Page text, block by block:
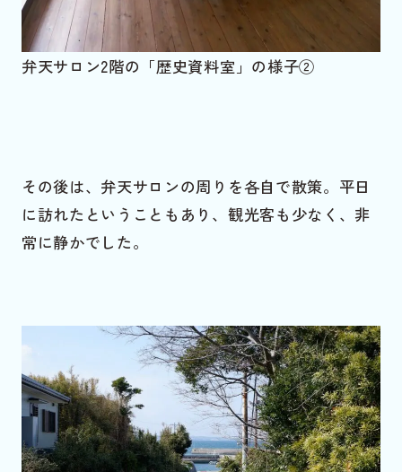
弁天サロン2階の「歴史資料室」の様子②
その後は、弁天サロンの周りを各自で散策。平日
に訪れたということもあり、観光客も少なく、非
常に静かでした。